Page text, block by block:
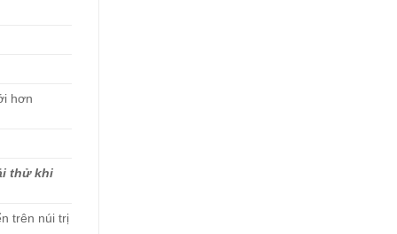
hơn
thử khi
trên núi trị